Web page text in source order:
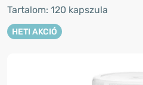
Tartalom: 120 kapszula
HETI AKCIÓ